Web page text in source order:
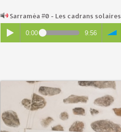
Sarraméa #0 - Les cadrans solaires
0:00 9:56